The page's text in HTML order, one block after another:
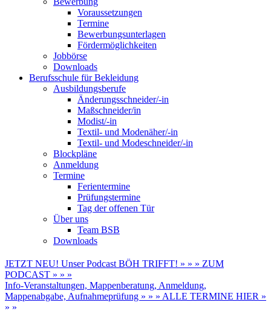
Voraussetzungen
Termine
Bewerbungsunterlagen
Fördermöglichkeiten
Jobbörse
Downloads
Berufsschule für Bekleidung
Ausbildungsberufe
Änderungsschneider/-in
Maßschneider/in
Modist/-in
Textil- und Modenäher/-in
Textil- und Modeschneider/-in
Blockpläne
Anmeldung
Termine
Ferientermine
Prüfungstermine
Tag der offenen Tür
Über uns
Team BSB
Downloads
JETZT NEU! Unser Podcast BÖH TRIFFT! » » » ZUM
PODCAST » » »
Info-Veranstaltungen, Mappenberatung, Anmeldung,
Mappenabgabe, Aufnahmeprüfung » » » ALLE TERMINE HIER »
» »